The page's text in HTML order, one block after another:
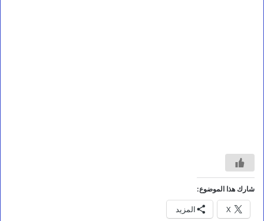
شارك هذا الموضوع:
X المزيد
ش
ر
ي
ع
ا